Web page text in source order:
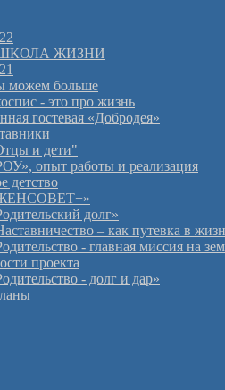
ЖИЗНИ
можем больше
- это про жизнь
гостевая «Добродея»
и дети"
опыт работы и реализация
детство
долг»
– как путевка в
- главная миссия на
проекта
- долг и дар»